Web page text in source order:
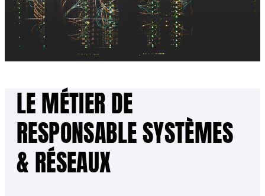
LE MÉTIER DE
RESPONSABLE SYSTÈMES
& RÉSEAUX